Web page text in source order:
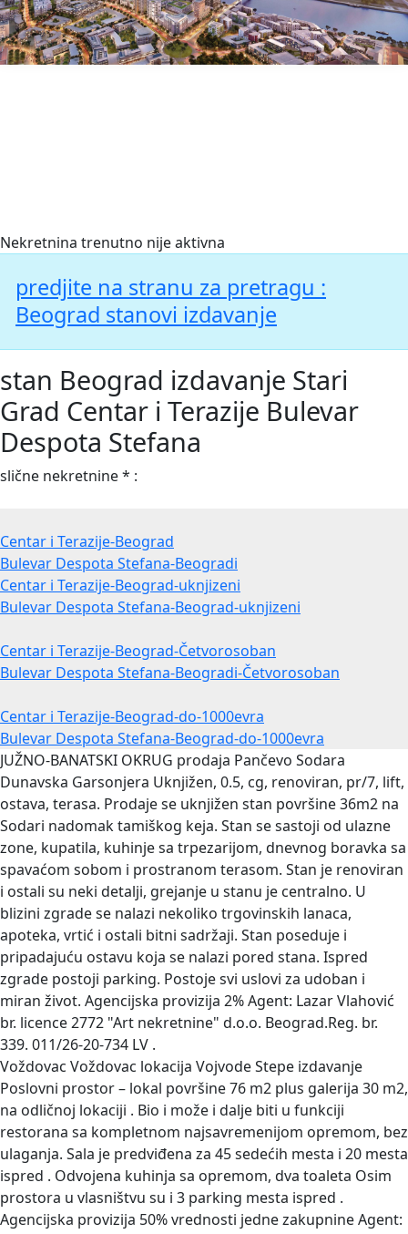
BerzaNekretnina.org
Nekretnina trenutno nije aktivna
predjite na stranu za pretragu :
Beograd stanovi izdavanje
stan Beograd izdavanje Stari
Grad Centar i Terazije Bulevar
Despota Stefana
slične nekretnine * :
Centar i Terazije-Beograd
Bulevar Despota Stefana-Beogradi
Centar i Terazije-Beograd-uknjizeni
Bulevar Despota Stefana-Beograd-uknjizeni
Centar i Terazije-Beograd-Četvorosoban
Bulevar Despota Stefana-Beogradi-Četvorosoban
Centar i Terazije-Beograd-do-1000evra
Bulevar Despota Stefana-Beograd-do-1000evra
JUŽNO-BANATSKI OKRUG prodaja Pančevo Sodara
Dunavska Garsonjera Uknjižen, 0.5, cg, renoviran, pr/7, lift,
ostava, terasa. Prodaje se uknjižen stan površine 36m2 na
Sodari nadomak tamiškog keja. Stan se sastoji od ulazne
zone, kupatila, kuhinje sa trpezarijom, dnevnog boravka sa
spavaćom sobom i prostranom terasom. Stan je renoviran
i ostali su neki detalji, grejanje u stanu je centralno. U
blizini zgrade se nalazi nekoliko trgovinskih lanaca,
apoteka, vrtić i ostali bitni sadržaji. Stan poseduje i
pripadajuću ostavu koja se nalazi pored stana. Ispred
zgrade postoji parking. Postoje svi uslovi za udoban i
miran život. Agencijska provizija 2% Agent: Lazar Vlahović
br. licence 2772 "Art nekretnine" d.o.o. Beograd.Reg. br.
339. 011/26-20-734 LV .
Voždovac Voždovac lokacija Vojvode Stepe izdavanje
Poslovni prostor – lokal površine 76 m2 plus galerija 30 m2,
na odličnoj lokaciji . Bio i može i dalje biti u funkciji
restorana sa kompletnom najsavremenijom opremom, bez
ulaganja. Sala je predviđena za 45 sedećih mesta i 20 mesta
ispred . Odvojena kuhinja sa opremom, dva toaleta Osim
prostora u vlasništvu su i 3 parking mesta ispred .
Agencijska provizija 50% vrednosti jedne zakupnine Agent: